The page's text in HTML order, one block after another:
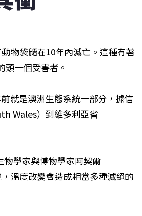
物袋鼯在10年內滅亡。這種有著
頭一個受害者。
就是澳洲生態系統一部分，據信
Wales）到維多利亞省
學家與博物學家阿契爾
溫度改變會造成相當多種滅絕的